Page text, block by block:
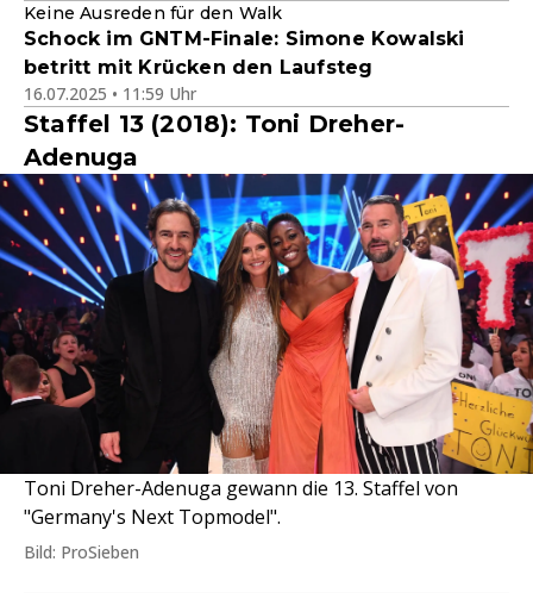
Keine Ausreden für den Walk
Schock im GNTM-Finale: Simone Kowalski
betritt mit Krücken den Laufsteg
16.07.2025 • 11:59 Uhr
Staffel 13 (2018): Toni Dreher-
Adenuga
Toni Dreher-Adenuga gewann die 13. Staffel von
"Germany's Next Topmodel".
Bild: ProSieben